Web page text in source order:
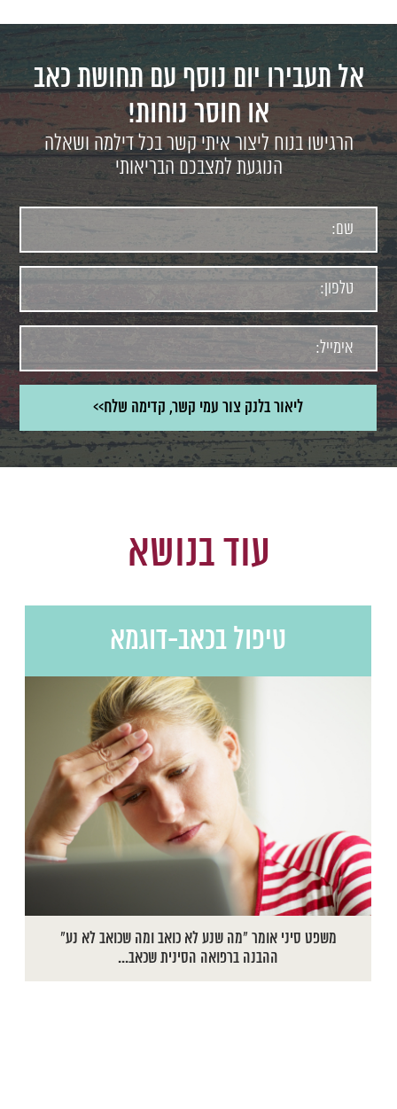
אל תעבירו יום נוסף עם תחושת כאב
או חוסר נוחות!
הרגישו בנוח ליצור איתי קשר בכל דילמה ושאלה
הנוגעת למצבכם הבריאותי
עוד בנושא
טיפול בכאב-דוגמא
משפט סיני אומר "מה שנע לא כואב ומה שכואב לא נע"
ההבנה ברפואה הסינית שכאב...